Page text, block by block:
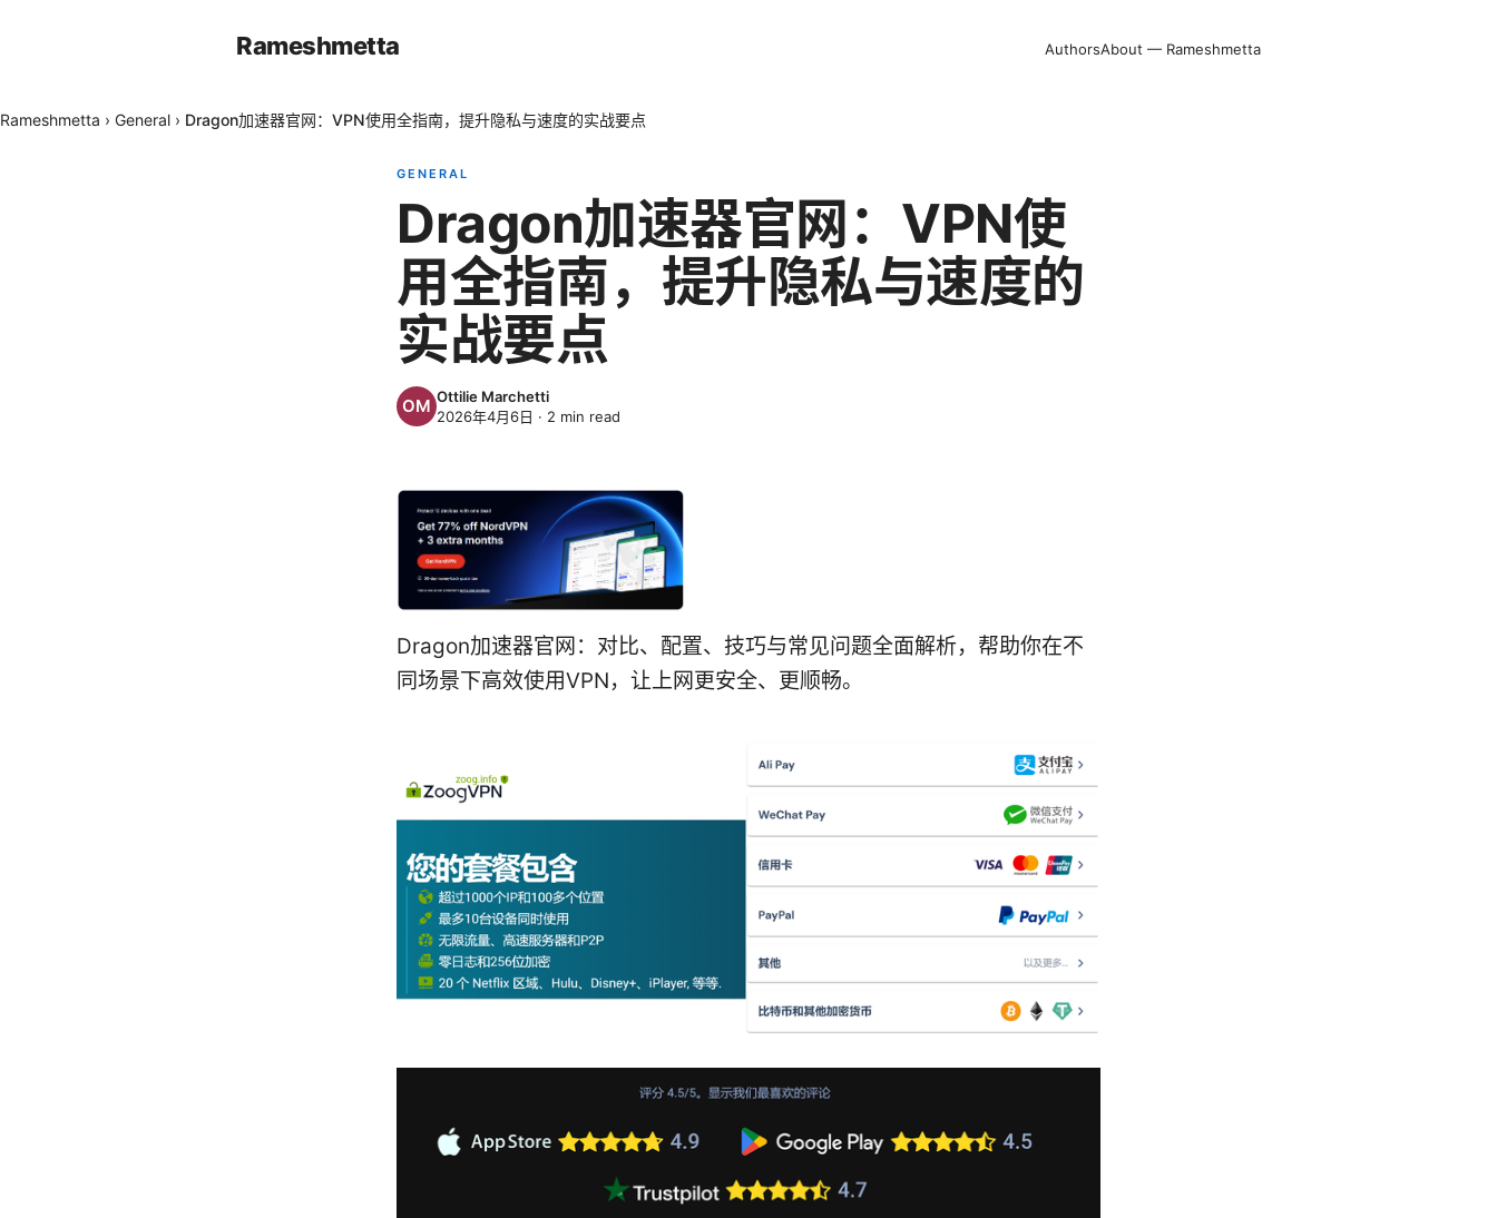
Rameshmetta AuthorsAbout — Rameshmetta
Rameshmetta › General › Dragon加速器官网：VPN使用全指南，提升隐私与速度的实战要点
GENERAL
Dragon加速器官网：VPN使
用全指南，提升隐私与速度的
实战要点
Ottilie Marchetti
2026年4月6日 · 2 min read
Dragon加速器官网：对比、配置、技巧与常见问题全面解析，帮助你在不
同场景下高效使用VPN，让上网更安全、更顺畅。